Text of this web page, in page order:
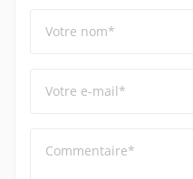
Votre nom*
Votre e-mail*
Commentaire*